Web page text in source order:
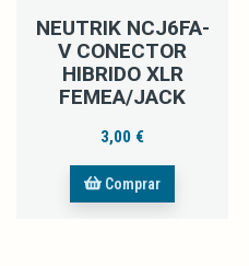
NEUTRIK NCJ6FA-
V CONECTOR
HIBRIDO XLR
FEMEA/JACK
3,00 €
Comprar